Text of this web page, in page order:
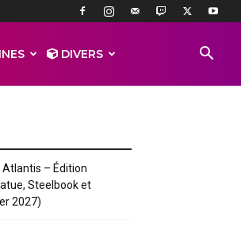
DIVERS
– Édition
Steelbook et
2027)